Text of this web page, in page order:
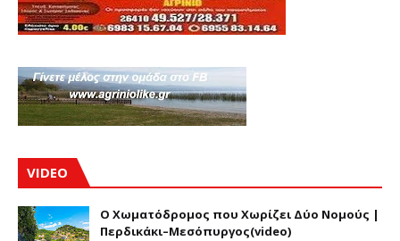
VIDEO
Ο Χωματόδρομος που Χωρίζει Δύο Νομούς |
Περδικάκι–Μεσόπυργος(video)